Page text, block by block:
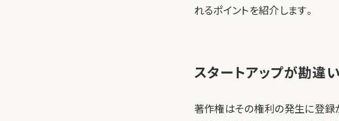
れるポイントを紹介します。
スタートアップが勘違
著作権はその権利の発生に登録